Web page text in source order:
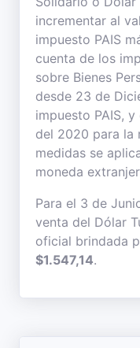
incrementar al
impuesto PAIS
cuenta de los
sobre Bienes
desde 23 de
impuesto PAIS,
del 2020 para la
medidas se
moneda
Para el 3 de
venta del Dólar
oficial brindada
$1.547,14.